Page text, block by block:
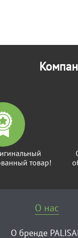
товар!
О нас
О бренде